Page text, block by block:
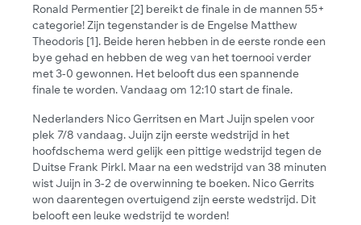
Ronald Permentier [2] bereikt de finale in de mannen 55+
categorie! Zijn tegenstander is de Engelse Matthew
Theodoris [1]. Beide heren hebben in de eerste ronde een
bye gehad en hebben de weg van het toernooi verder
met 3-0 gewonnen. Het belooft dus een spannende
finale te worden. Vandaag om 12:10 start de finale.
Nederlanders Nico Gerritsen en Mart Juijn spelen voor
plek 7/8 vandaag. Juijn zijn eerste wedstrijd in het
hoofdschema werd gelijk een pittige wedstrijd tegen de
Duitse Frank Pirkl. Maar na een wedstrijd van 38 minuten
wist Juijn in 3-2 de overwinning te boeken. Nico Gerrits
won daarentegen overtuigend zijn eerste wedstrijd. Dit
belooft een leuke wedstrijd te worden!